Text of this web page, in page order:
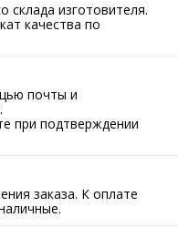
склада изготовителя.
качества по
почты и
при подтверждении
заказа. К оплате